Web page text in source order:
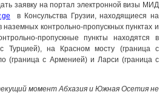
заявку на портал электронной визы МИД
в Консульства Грузии, находящиеся на
контрольно-пропускных пунктах и
пропускные пункты находятся в
Турцией), на Красном мосту (граница с
(граница с Арменией) и Ларси (граница с
момент Абхазия и Южная Осетия не